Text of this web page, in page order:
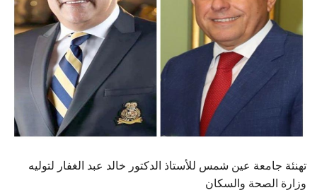
الدراسات العليا
الخريجين
الموظفون
الزائـرون
تهنئة جامعة عين شمس للأستاذ الدكتور خالد عبد الغفار لتوليه
وزارة الصحة والسكان